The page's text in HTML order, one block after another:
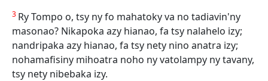
3 Ry Tompo o, tsy ny fo mahatoky va no tadiavin'ny
masonao? Nikapoka azy hianao, fa tsy nalahelo izy;
nandripaka azy hianao, fa tsy nety nino anatra izy;
nohamafisiny mihoatra noho ny vatolampy ny tavany,
tsy nety nibebaka izy.